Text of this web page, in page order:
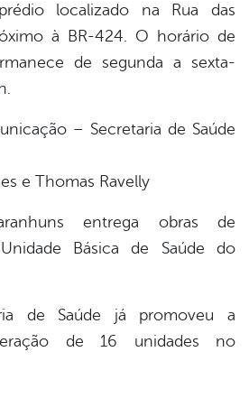
localizado na Rua das
à BR-424. O horário de
de segunda a sexta-
– Secretaria de Saúde
e Thomas Ravelly
entrega obras de
Básica de Saúde do
de Saúde já promoveu a
de 16 unidades no